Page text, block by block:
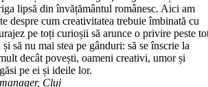
lipsă din învățământul românesc. Aici am
despre cum creativitatea trebuie îmbinată cu
pe toți curioșii să arunce o privire peste
să nu mai stea pe gânduri: să se înscrie la
decât povești, oameni creativi, umor și
pe ei și ideile lor.
Cluj